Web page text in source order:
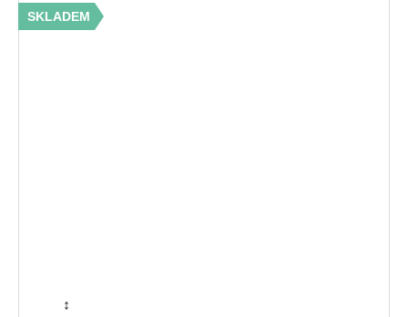
SKLADEM
↕